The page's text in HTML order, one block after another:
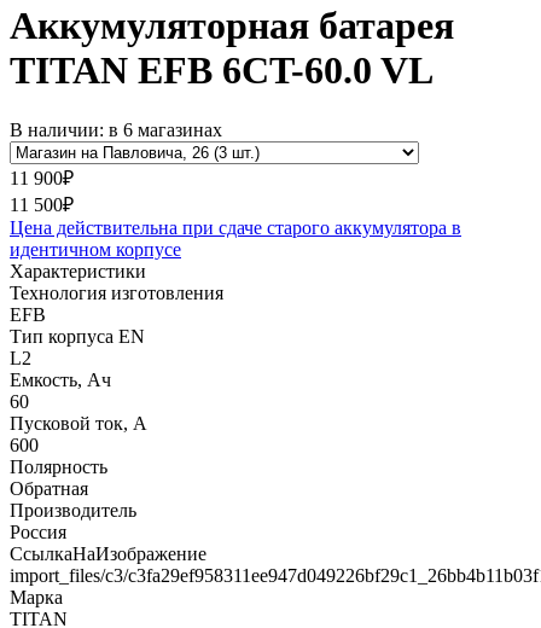
Аккумуляторная батарея
TITAN EFB 6CT-60.0 VL
В наличии: в 6 магазинах
11 900₽
11 500₽
Цена действительна при сдаче старого аккумулятора в
идентичном корпусе
Характеристики
Технология изготовления
EFB
Тип корпуса EN
L2
Емкость, Ач
60
Пусковой ток, А
600
Полярность
Обратная
Производитель
Россия
СсылкаНаИзображение
import_files/c3/
Марка
TITAN